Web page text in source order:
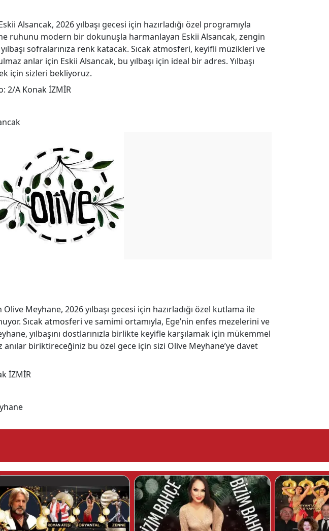
Alsancak, 2026 yılbaşı gecesi için hazırladığı özel programıyla
ruhunu modern bir dokunuşla harmanlayan Eskii Alsancak, zengin
sofralarınıza renk katacak. Sıcak atmosferi, keyifli müzikleri ve
anlar için Eskii Alsancak, bu yılbaşı için ideal bir adres. Yılbaşı
için sizleri bekliyoruz.
2/A Konak İZMİR
Meyhane, 2026 yılbaşı gecesi için hazırladığı özel kutlama ile
Sıcak atmosferi ve samimi ortamıyla, Ege’nin enfes mezelerini ve
yılbaşını dostlarınızla birlikte keyifle karşılamak için mükemmel
biriktireceğiniz bu özel gece için sizi Olive Meyhane’ye davet
İZMİR